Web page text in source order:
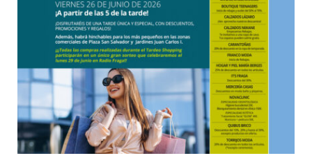
junio
de
2026